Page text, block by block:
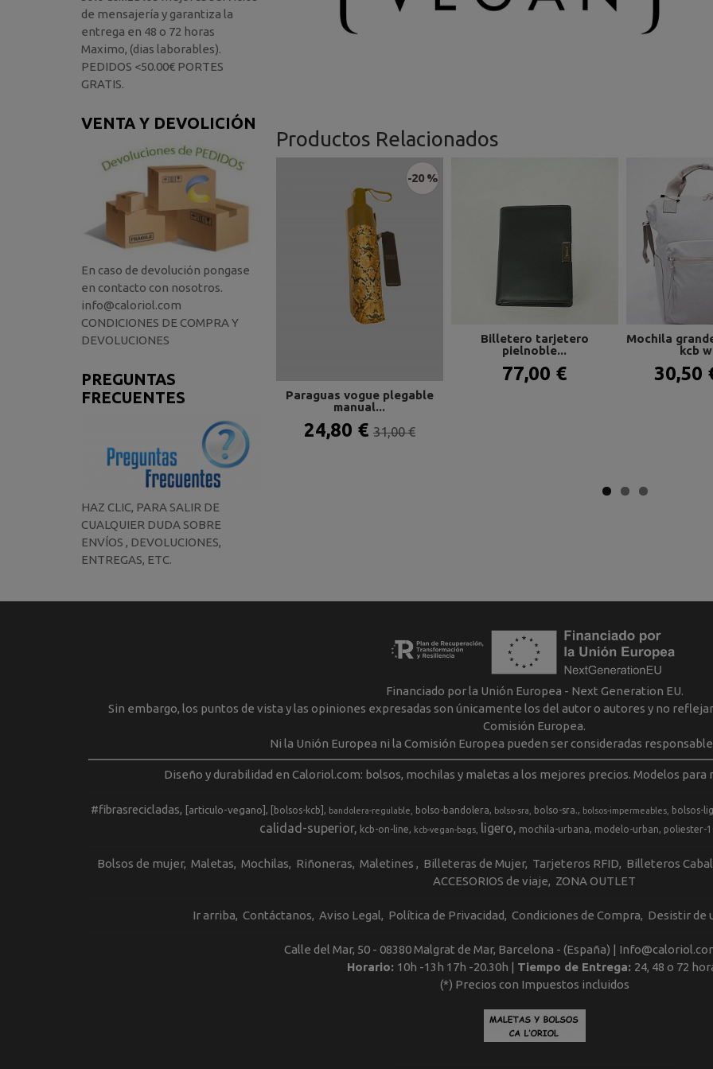
de mensajería y garantiza la
entrega en 48 o 72 horas
Maximo, (dias laborables).
PEDIDOS <50.00€ PORTES
GRATIS.
VENTA Y DEVOLICIÓN
En caso de devolución pongase
en contacto con nosotros.
info@caloriol.com
CONDICIONES DE COMPRA Y
DEVOLUCIONES
PREGUNTAS
FRECUENTES
HAZ CLIC, PARA SALIR DE
CUALQUIER DUDA SOBRE
ENVÍOS , DEVOLUCIONES,
ENTREGAS, ETC.
Productos Relacionados
-20 %
Paraguas vogue plegable
manual...
24,80 € 31,00 €
Billetero tarjetero
pielnoble...
77,00 €
Mochila
kcb
30,50
Financiado por la Unión Europea - Next Generation EU.
Sin embargo, los puntos de vista y las opiniones expresadas son únicamente los del autor o autores y no
Comisión Europea.
Ni la Unión Europea ni la Comisión Europea pueden ser consideradas
Diseño y durabilidad en Caloriol.com: bolsos, mochilas y maletas a los mejores precios. Modelos para
#fibrasrecicladas [articulo-vegano] [bolsos-kcb] bandolera-regulable bolso-bandolera bolso-sra bolso-sra. bolsos-impermeables bolsos-
calidad-superior
kcb-on-line kcb-vegan-bags ligero mochila-urbana modelo-urban poliester-
Bolsos de mujer Maletas Mochilas Riñoneras Maletines Billeteras de Mujer Tarjeteros RFID Billeteros
ACCESORIOS de viaje ZONA OUTLET
Ir arriba Contáctanos Aviso Legal Política de Privacidad Condiciones de Compra Desistir de
Calle del Mar, 50 - 08380 Malgrat de Mar, Barcelona - (España) |
Horario: 10h -13h 17h -20.30h | Tiempo de Entrega: 24, 48 o 72
(*) Precios con Impuestos incluidos